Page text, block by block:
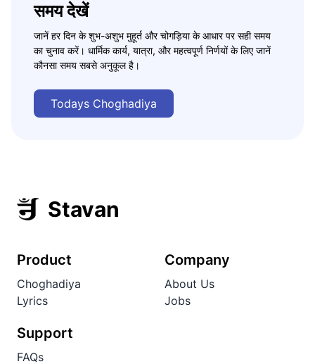
समय देखें
जानें हर दिन के शुभ-अशुभ मुहूर्त और चोगड़िया के आधार पर सही समय
का चुनाव करें। धार्मिक कार्य, यात्रा, और महत्वपूर्ण निर्णयों के लिए जानें
कौनसा समय सबसे अनुकूल है।
Todays Choghadiya
Stavan
Product
Choghadiya
Lyrics
Company
About Us
Jobs
Support
FAQs